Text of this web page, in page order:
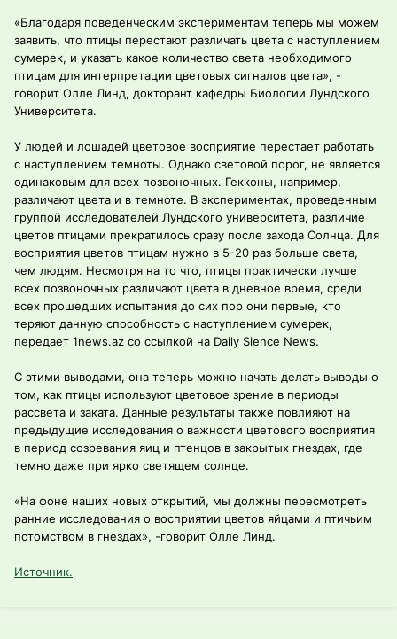
«Благодаря поведенческим экспериментам теперь мы можем
заявить, что птицы перестают различать цвета с наступлением
сумерек, и указать какое количество света необходимого
птицам для интерпретации цветовых сигналов цвета», -
говорит Олле Линд, докторант кафедры Биологии Лундского
Университета.
У людей и лошадей цветовое восприятие перестает работать
с наступлением темноты. Однако световой порог, не является
одинаковым для всех позвоночных. Гекконы, например,
различают цвета и в темноте. В экспериментах, проведенным
группой исследователей Лундского университета, различие
цветов птицами прекратилось сразу после захода Солнца. Для
восприятия цветов птицам нужно в 5-20 раз больше света,
чем людям. Несмотря на то что, птицы практически лучше
всех позвоночных различают цвета в дневное время, среди
всех прошедших испытания до сих пор они первые, кто
теряют данную способность с наступлением сумерек,
передает 1news.az со ссылкой на Daily Sience News.
С этими выводами, она теперь можно начать делать выводы о
том, как птицы используют цветовое зрение в периоды
рассвета и заката. Данные результаты также повлияют на
предыдущие исследования о важности цветового восприятия
в период созревания яиц и птенцов в закрытых гнездах, где
темно даже при ярко светящем солнце.
«На фоне наших новых открытий, мы должны пересмотреть
ранние исследования о восприятии цветов яйцами и птичьим
потомством в гнездах», -говорит Олле Линд.
Источник.